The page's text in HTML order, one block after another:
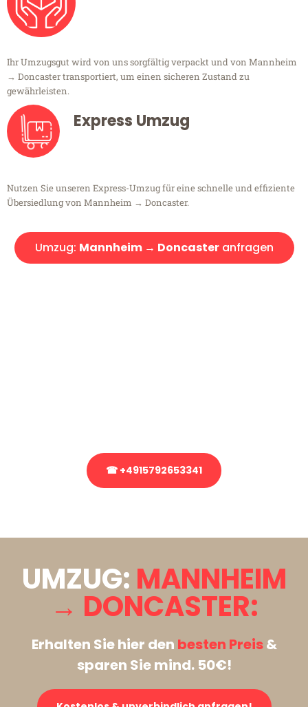
Ihr Umzugsgut wird von uns sorgfältig verpackt und von Mannheim
→ Doncaster transportiert, um einen sicheren Zustand zu
gewährleisten.
Express Umzug
Nutzen Sie unseren Express-Umzug für eine schnelle und effiziente
Übersiedlung von Mannheim → Doncaster.
Umzug: Mannheim → Doncasteranfragen
☎ +4915792653341
UMZUG: MANNHEIM
→ DONCASTER:
Erhalten Sie hier den besten Preis&
sparen Sie mind. 50€!